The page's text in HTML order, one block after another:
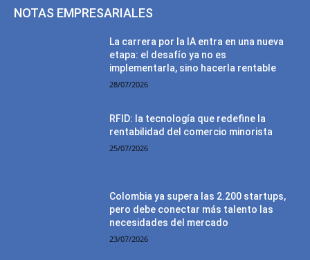
NOTAS EMPRESARIALES
La carrera por la IA entra en una nueva
etapa: el desafío ya no es
implementarla, sino hacerla rentable
28/07/2026
RFID: la tecnología que redefine la
rentabilidad del comercio minorista
25/07/2026
Colombia ya supera las 2.200 startups,
pero debe conectar más talento las
necesidades del mercado
23/07/2026